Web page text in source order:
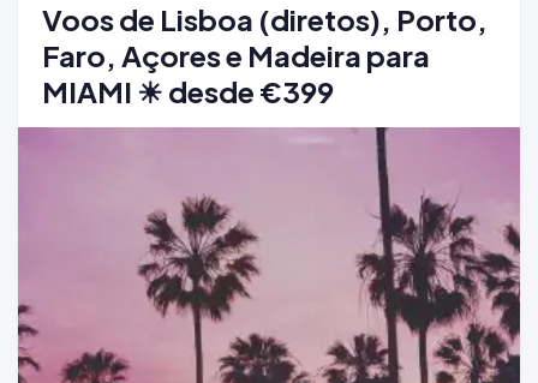
Voos de Lisboa (diretos), Porto,
Faro, Açores e Madeira para
MIAMI ☀ desde €399